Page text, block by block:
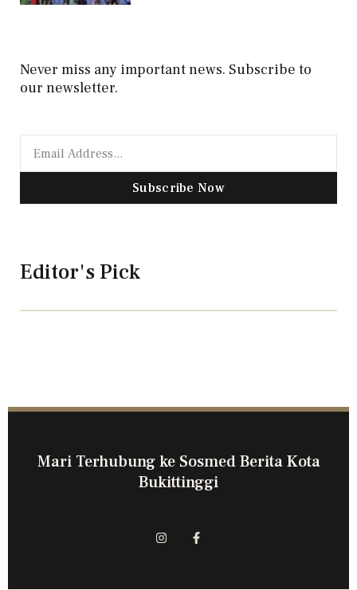
Never miss any important news. Subscribe to
our newsletter.
Subscribe Now
Editor's Pick
Mari Terhubung ke Sosmed Berita Kota
Bukittinggi